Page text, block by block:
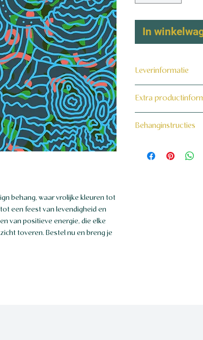
behang, waar vrolijke kleuren tot
een feest van levendigheid en
van positieve energie, die elke
toveren. Bestel nu en breng je
In
Leverinformatie
maat voor jou
Extra
Behanginstructies